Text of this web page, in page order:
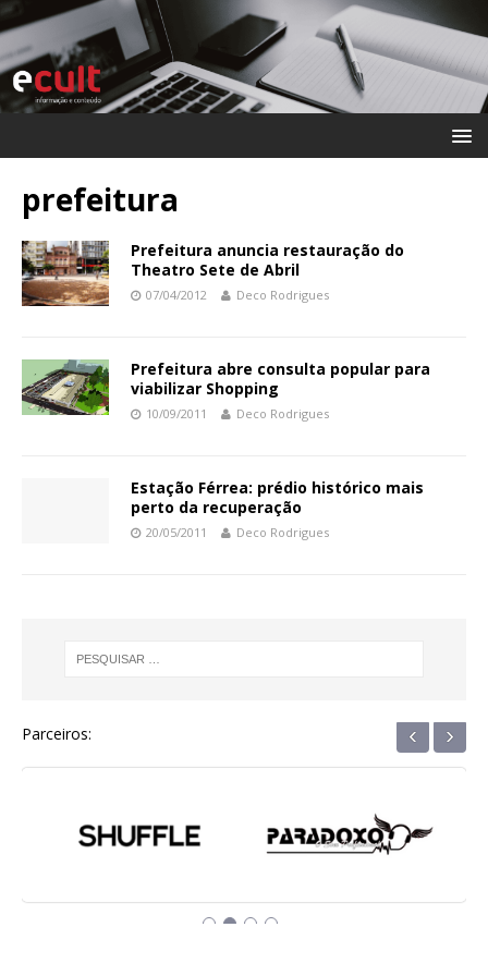
prefeitura
Prefeitura anuncia restauração do
Theatro Sete de Abril
07/04/2012 Deco Rodrigues
Prefeitura abre consulta popular para
viabilizar Shopping
10/09/2011 Deco Rodrigues
Estação Férrea: prédio histórico mais
perto da recuperação
20/05/2011 Deco Rodrigues
Parceiros: ‹ ›